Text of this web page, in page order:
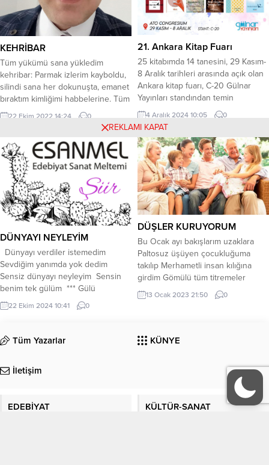
KEHRİBAR
Tüm yükümü sana yükledim
kehribar: Parmak izlerim kayboldu,
silindi sana her dokunuşta, emanet
bıraktım kimliğimi habbelerine. Tüm
marifetimi sana sakladım kehribar:
Nakkaşı oldum her bir habbenin.
biriktirdim birer birer, donmayan
yaşlara dizdim sonra… Sonra
kendim dizildim yola, yol oldum
yaşlar kadar, yolcu oldum taşlar
kadar. Yol ben,...
22 Ekim 2022 14:24 0
21. Ankara Kitap Fuarı
25 kitabımda 14 tanesini, 29 Kasım-
8 Aralık tarihleri arasında açık olan
Ankara kitap fuarı, C-20 Gülnar
Yayınları standından temin
edebilirsiniz. Diğerleri ise kitapçı ve
satış sitelerinde vardır. İlgi ve
dilerim.
4 Aralık 2024 10:05 0
DÜNYAYI NEYLEYİM
Dünyayı verdiler istemedim
Sevdiğim yanımda yok dedim
Sensiz dünyayı neyleyim Sensin
benim tek gülüm *** Gülü
koklayamam dikeni batar Gözlerim
hep seni arar Sensiz dünya neye
Sen yanımda yoksun Gelir bana
kokun Gel hasretlik yok olsun Sol
22 Ekim 2024 10:41 0
DÜŞLER KURUYORUM
Bu Ocak ayı bakışlarım uzaklara
Paltosuz üşüyen çocukluğuma
takılıp Merhametli insan kılığına
girdim Gömülü tüm titremeler
karşımda adeta Bir kıvılcım
bekliyorum İçimde gürül gürül
içinde Kar tanelerinin ezgisini
değdikçe huzur yürüyüşüm
13 Ocak 2023 21:50 0
Tüm Yazarlar KÜNYE
İletişim
EDEBİYAT KÜLTÜR-SANAT
REKLAMI KAPAT